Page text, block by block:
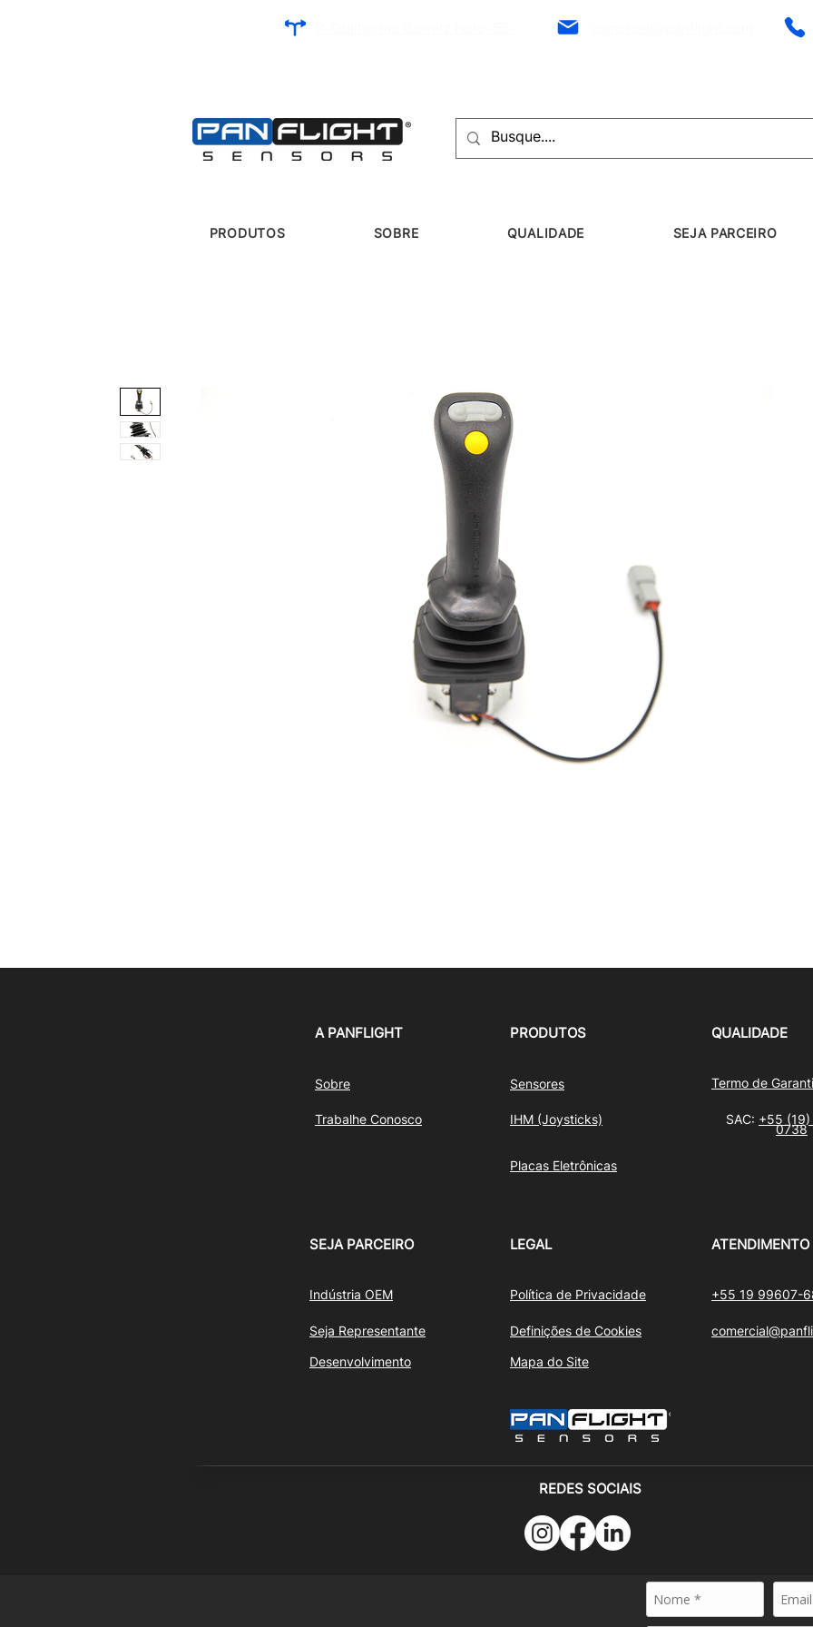
PRODUTOS SOBRE QUALIDADE SEJA PARCEIRO
A PANFLIGHT
Sobre
Trabalhe Conosco
PRODUTOS
Sensores
IHM (Joysticks)
QUALIDADE
Termo de
SAC: +55
0738
Placas Eletrônicas
SEJA PARCEIRO
Indústria OEM
Seja Representante
Desenvolvimento
LEGAL
Política de Privacidade
Definições de Cookies
Mapa do Site
ATENDIMENTO
+55 19 99607-
REDES SOCIAIS
© 2024 - PANFLIGHT SENSORS - Todos os direitos reservados